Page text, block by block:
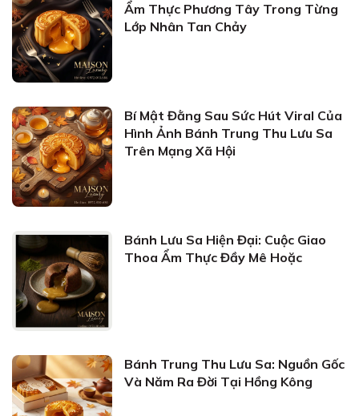
Ẩm Thực Phương Tây Trong Từng
Lớp Nhân Tan Chảy
Bí Mật Đằng Sau Sức Hút Viral Của
Hình Ảnh Bánh Trung Thu Lưu Sa
Trên Mạng Xã Hội
Bánh Lưu Sa Hiện Đại: Cuộc Giao
Thoa Ẩm Thực Đầy Mê Hoặc
Bánh Trung Thu Lưu Sa: Nguồn Gốc
Và Năm Ra Đời Tại Hồng Kông